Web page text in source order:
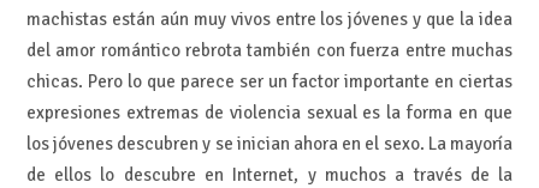
machistas están aún muy vivos entre los jóvenes y que la idea
del amor romántico rebrota también con fuerza entre muchas
chicas. Pero lo que parece ser un factor importante en ciertas
expresiones extremas de violencia sexual es la forma en que
los jóvenes descubren y se inician ahora en el sexo. La mayoría
de ellos lo descubre en Internet, y muchos a través de la